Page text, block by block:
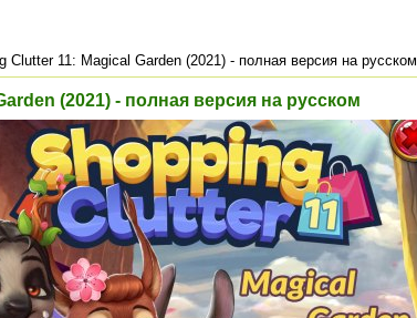
Clutter 11: Magical Garden (2021) - полная версия на русском
(2021) - полная версия на русском